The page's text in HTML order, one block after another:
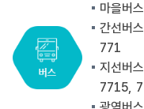
마을버
간선버
771
지선버
7715,